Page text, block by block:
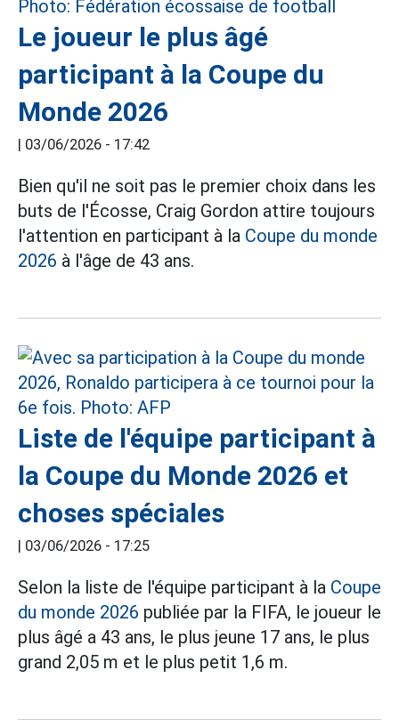
Le joueur le plus âgé
participant à la Coupe du
Monde 2026
| 03/06/2026 - 17:42
Bien qu'il ne soit pas le premier choix dans les
buts de l'Écosse, Craig Gordon attire toujours
l'attention en participant à la Coupe du monde
2026 à l'âge de 43 ans.
Liste de l'équipe participant à
la Coupe du Monde 2026 et
choses spéciales
| 03/06/2026 - 17:25
Selon la liste de l'équipe participant à la Coupe
du monde 2026 publiée par la FIFA, le joueur le
plus âgé a 43 ans, le plus jeune 17 ans, le plus
grand 2,05 m et le plus petit 1,6 m.